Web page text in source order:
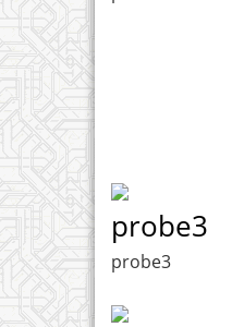
probe3
probe3